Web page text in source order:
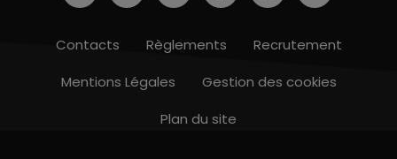
Contacts Règlements
Recrutement
Mentions Légales
Gestion des cookies
Plan du site